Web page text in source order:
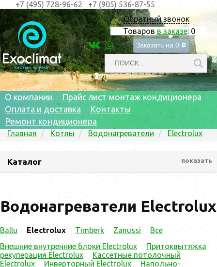
Обратный звонок
Товаров в заказе: 0
Заказать на 0 c
+7 (495) 728-96-62 +7 (905) 536-87-55
О компании
Прайс лист монтаж кондиционера
Оплата и доставка
Контакты
Ремонт кондиционера
Главная Котлы Водонагреватели Electrolux
Каталог показать
Водонагреватели Electrolux
Ballu Electrolux Timberk Zanussi
Все
Внешние внутренние блоки Electrolux
Притоквытяжка
рекуперация Electrolux
Кассетные потолочный
Electrolux
Инверторный Electrolux
Напольно-